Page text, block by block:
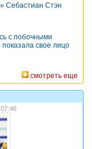
Себастиан Стэн
с побочными
свое лицо
смотреть еще